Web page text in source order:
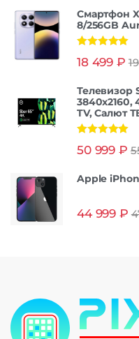
Смартфон
8/256GB
из 5
18 499 ₽
Телевизор
3840x2160,
TV, Салют
из 5
50 999 ₽
Apple
44 999 ₽